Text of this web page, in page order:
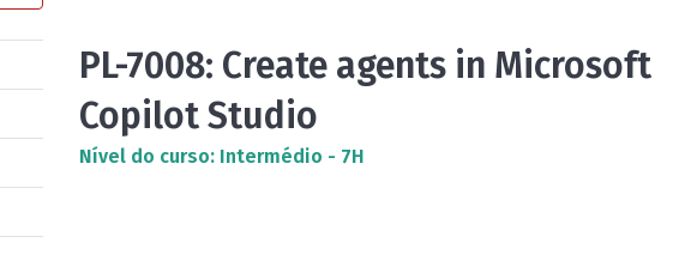
PL-7008: Create agents in Microsoft
Copilot Studio
Nível do curso: Intermédio - 7H